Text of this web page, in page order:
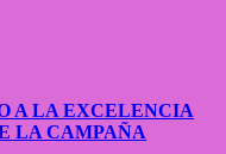
A LA EXCELENCIA
LA CAMPAÑA